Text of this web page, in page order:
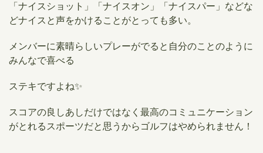
「ナイスショット」「ナイスオン」「ナイスパー」などな
どナイスと声をかけることがとっても多い。
メンバーに素晴らしいプレーがでると自分のことのように
みんなで喜べる
ステキですよね✨
スコアの良しあしだけではなく 最高のコミュニケーション
がとれるスポーツだと思うからゴルフはやめられません！